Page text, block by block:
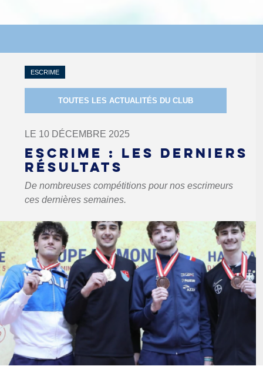
ESCRIME
TOUTES LES ACTUALITÉS DU CLUB
LE 10 DÉCEMBRE 2025
ESCRIME : LES DERNIERS
RÉSULTATS
De nombreuses compétitions pour nos escrimeurs
ces dernières semaines.